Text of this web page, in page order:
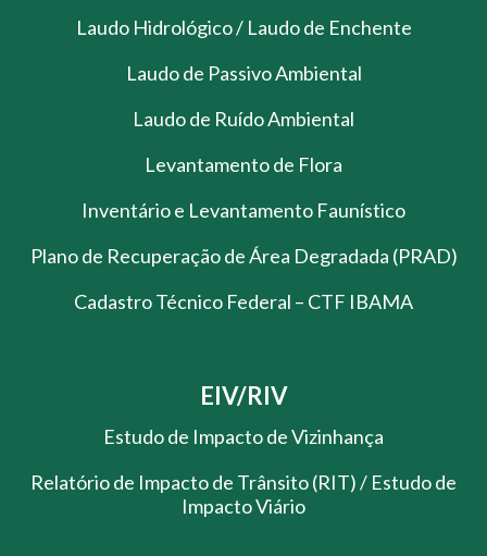
Laudo Hidrológico / Laudo de Enchente
Laudo de Passivo Ambiental
Laudo de Ruído Ambiental
Levantamento de Flora
Inventário e Levantamento Faunístico
Plano de Recuperação de Área Degradada (PRAD)
Cadastro Técnico Federal – CTF IBAMA
EIV/RIV
Estudo de Impacto de Vizinhança
Relatório de Impacto de Trânsito (RIT) / Estudo de
Impacto Viário